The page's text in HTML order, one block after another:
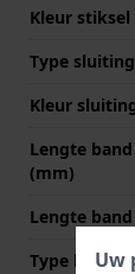
Kleur stiksel
Type sluiting
Kleur
Lengte
(mm)
Lengte
Type
Uw